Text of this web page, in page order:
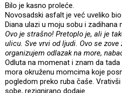
Bilo je kasno proleće.
Novosadski asfalt je već uveliko
Diana ulazi u moju sobu i zadihana
Ovo je strašno! Pretoplo je, ali je
ulicu. Sve vrvi od ljudi. Ovo se
organizujem odlazak na more,
Odluta na momenat i znam da
mora okruženu momcima koje
pogledom preko ruba čaše.
sobe, rezignirano dodaje